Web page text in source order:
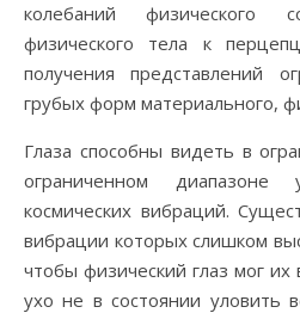
колебаний физического
физического тела к
получения представлений
грубых форм материального,
Глаза способны видеть в
ограниченном диапазоне
космических вибраций.
вибрации которых слишком
чтобы физический глаз мог их
ухо не в состоянии уловить